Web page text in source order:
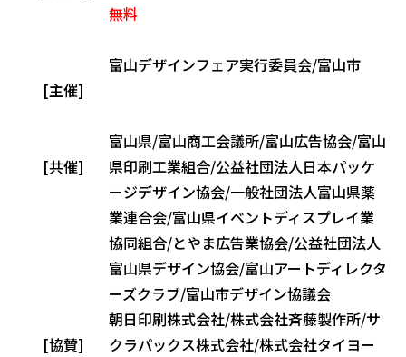
無料
[主催]
富山デザインフェア実行委員会/富山市
[共催]
富山県/富山商工会議所/富山広告協会/富山
県印刷工業組合/公益社団法人日本パッケ
ージデザイン協会/一般社団法人富山県薬
業連合会/富山県イベントディスプレイ業
協同組合/とやま広告業協会/公益社団法人
富山県デザイン協会/富山アートディレクタ
ーズクラブ/富山市デザイン協議会
[協賛]
朝日印刷株式会社/株式会社斉藤製作所/サ
クラパックス株式会社/株式会社タイヨー